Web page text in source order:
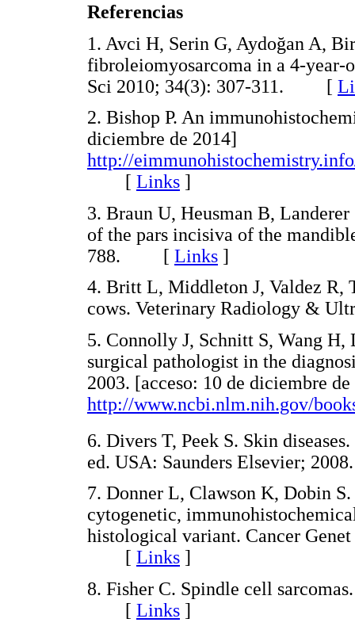
Referencias
1. Avci H, Serin G, Aydoğan A,
fibroleiomyosarcoma in a 4-year-
Sci 2010; 34(3): 307-311. [
2. Bishop P. An
diciembre de 2014]
http://
[ Links ]
3. Braun U, Heusman B,
of the pars incisiva of the
788. [ Links ]
4. Britt L, Middleton J, Valdez R,
cows. Veterinary Radiology &
5. Connolly J, Schnitt S, Wang
surgical pathologist in the
2003. [acceso: 10 de diciembre
http://www.ncbi.nlm.nih.gov/
6. Divers T, Peek S. Skin
ed. USA: Saunders Elsevier;
7. Donner L, Clawson K, Dobin
cytogenetic,
histological variant. Cancer
[ Links ]
8. Fisher C. Spindle cell
[ Links ]